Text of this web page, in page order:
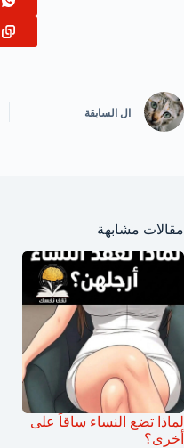
ال السابقة
مقالات مشابهة
لماذا تضع النساء ساقاً على
أخرى؟